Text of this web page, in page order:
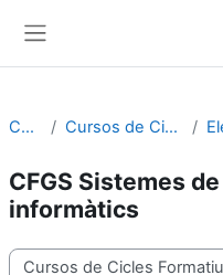
Cursos Cursos de Cicles Formatius
CFGS Sistemes
informàtics